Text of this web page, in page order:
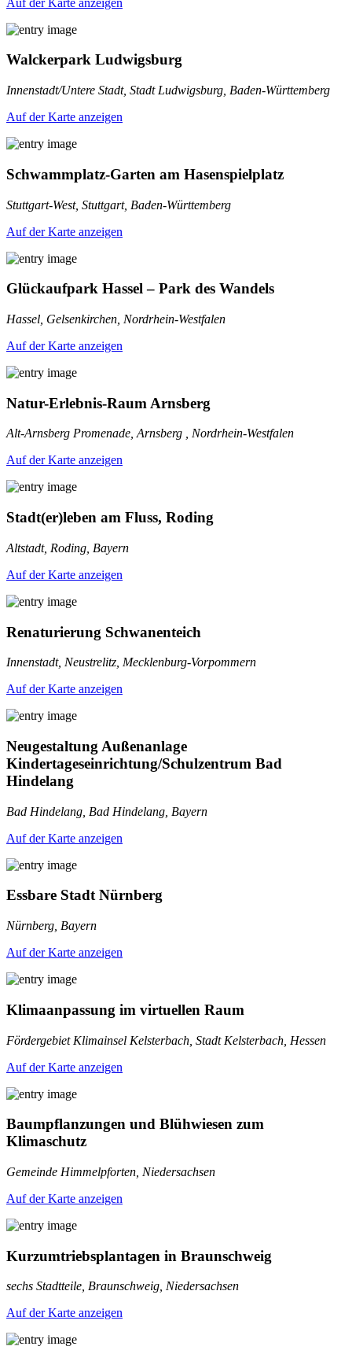
Walckerpark Ludwigsburg
Innenstadt/Untere Stadt, Stadt Ludwigsburg, Baden-Württemberg
Auf der Karte anzeigen
Schwammplatz-Garten am Hasenspielplatz
Stuttgart-West, Stuttgart, Baden-Württemberg
Auf der Karte anzeigen
Glückaufpark Hassel – Park des Wandels
Hassel, Gelsenkirchen, Nordrhein-Westfalen
Auf der Karte anzeigen
Natur-Erlebnis-Raum Arnsberg
Alt-Arnsberg Promenade, Arnsberg , Nordrhein-Westfalen
Auf der Karte anzeigen
Stadt(er)leben am Fluss, Roding
Altstadt, Roding, Bayern
Auf der Karte anzeigen
Renaturierung Schwanenteich
Innenstadt, Neustrelitz, Mecklenburg-Vorpommern
Auf der Karte anzeigen
Neugestaltung Außenanlage
Kindertageseinrichtung/Schulzentrum Bad
Hindelang
Bad Hindelang, Bad Hindelang, Bayern
Auf der Karte anzeigen
Essbare Stadt Nürnberg
Nürnberg, Bayern
Auf der Karte anzeigen
Klimaanpassung im virtuellen Raum
Fördergebiet Klimainsel Kelsterbach, Stadt Kelsterbach, Hessen
Auf der Karte anzeigen
Baumpflanzungen und Blühwiesen zum
Klimaschutz
Gemeinde Himmelpforten, Niedersachsen
Auf der Karte anzeigen
Kurzumtriebsplantagen in Braunschweig
sechs Stadtteile, Braunschweig, Niedersachsen
Auf der Karte anzeigen